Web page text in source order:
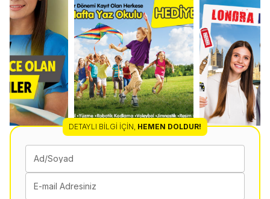
DETAYLI BILGI İÇIN, HEMEN DOLDUR!
Ad/Soyad
E-mail Adresiniz